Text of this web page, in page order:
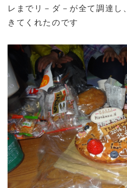
レまでリ－ダ－が全て調達し
きてくれたのです